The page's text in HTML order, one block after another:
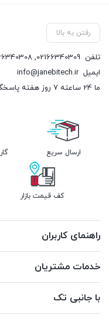
رفتن به بالا
تلفن 02166340309
,
ایمیلinfo@janebitech.ir
ما 24 ساعته 7 روز هفته پاسخگوی شما هستیم.
ارسال سریع
کف قیمت بازار
راهنمای کاربران
خدمات مشتریان
با جانبی تک